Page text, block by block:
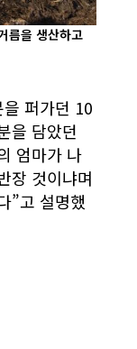
름을 생산하고
퍼가던 10
을 담았던
엄마가 나
장 것이냐며
”고 설명했
in new